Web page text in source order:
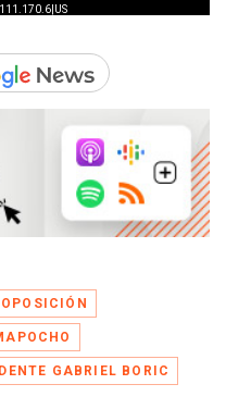
OPOSICIÓN
GABRIEL BORIC